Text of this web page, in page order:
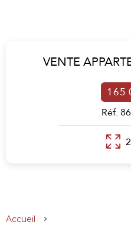
VENTE
165
Réf.
Accueil